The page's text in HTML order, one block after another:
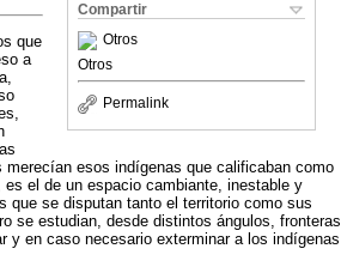
Compartir
Otros
Otros
Permalink
que
a
esos indígenas que calificaban como
el de un espacio cambiante, inestable y
que se disputan tanto el territorio como sus
se estudian, desde distintos ángulos, fronteras
y en caso necesario exterminar a los indígenas